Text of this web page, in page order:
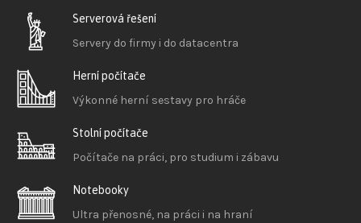
Serverová řešení
Servery do firmy i do datacentra
Herní počítače
Výkonné herní sestavy pro hráče
Stolní počítače
Počítače na práci, pro studium i zábavu
Notebooky
Ultra přenosné, na práci i na hraní